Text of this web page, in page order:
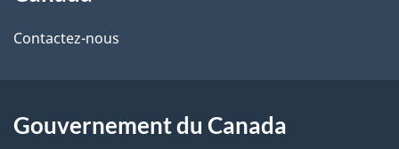
s
e
de
ce
Contactez-nous
Gouvernement du Canada